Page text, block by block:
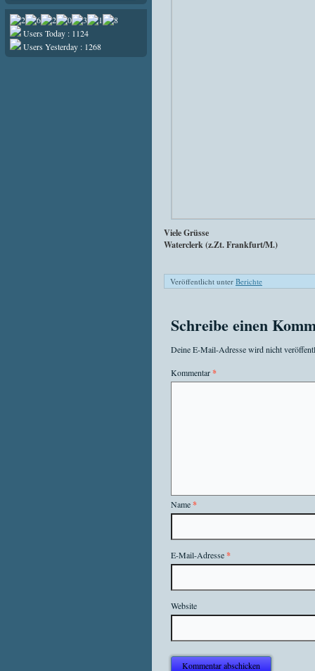
Users Today : 1124
Users Yesterday : 1268
Viele Grüsse
Waterclerk (z.Zt. Frankfurt/M.)
Veröffentlicht unter Berichte
Schreibe einen
Deine E-Mail-Adresse wird nicht
Kommentar*
Name*
E-Mail-Adresse*
Website